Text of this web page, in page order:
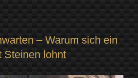
– Warum sich ein
Steinen lohnt